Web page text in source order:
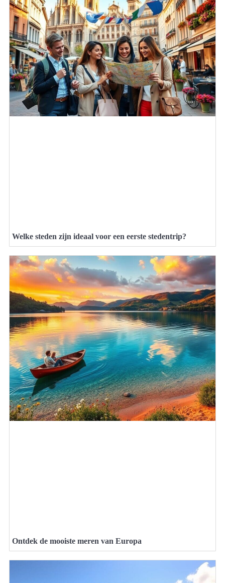
Welke steden zijn ideaal voor een eerste stedentrip?
Ontdek de mooiste meren van Europa